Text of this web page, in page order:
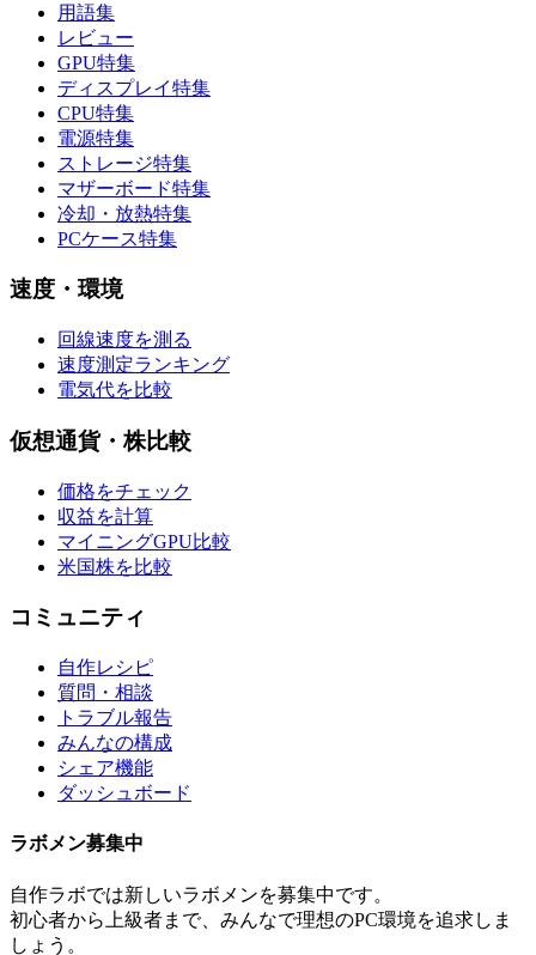
用語集
レビュー
GPU特集
ディスプレイ特集
CPU特集
電源特集
ストレージ特集
マザーボード特集
冷却・放熱特集
PCケース特集
速度・環境
回線速度を測る
速度測定ランキング
電気代を比較
仮想通貨・株比較
価格をチェック
収益を計算
マイニングGPU比較
米国株を比較
コミュニティ
自作レシピ
質問・相談
トラブル報告
みんなの構成
シェア機能
ダッシュボード
ラボメン募集中
自作ラボでは新しいラボメンを募集中です。
初心者から上級者まで、みんなで理想のPC環境を追求しま
しょう。